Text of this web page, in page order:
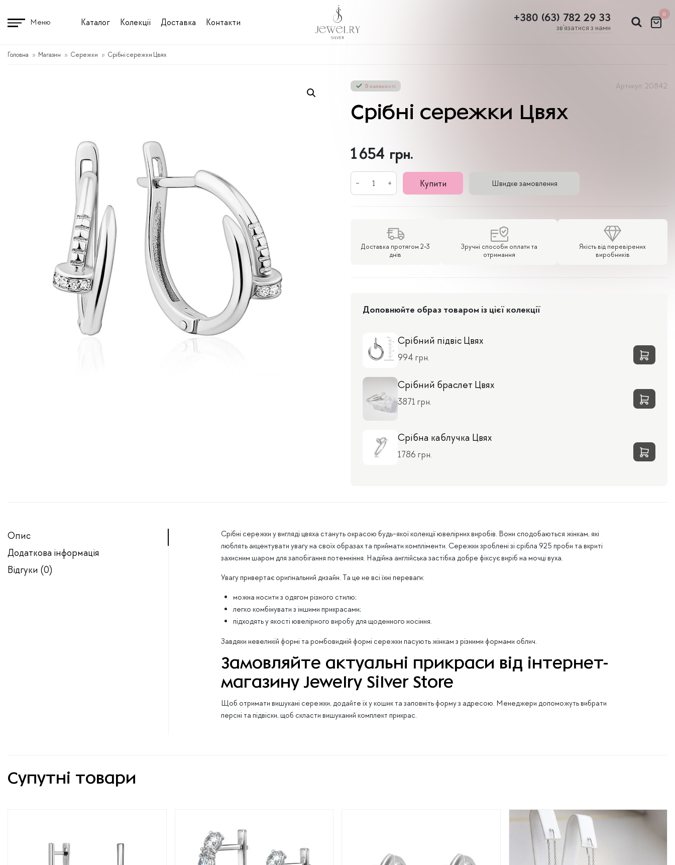
до
вмісту
Меню Каталог Колекції Доставка Контакти +380 (63) 782 29 33
зв'язатися з нами
0
Головна Магазин Сережки Срібні сережки Цвях
В наявності Артикул: 20842
Срібні сережки Цвях
1 654 грн.
Срібні
Купити Швидке замовлення
Доставка протягом 2-3
днів
Зручні способи оплати та
отримання
Якість від перевірених
виробників
Доповнюйте образ товаром із цієї колекції
Срібний підвіс Цвях
994 грн.
Срібний браслет Цвях
3871 грн.
Срібна каблучка Цвях
1786 грн.
Опис
Додаткова інформація
Відгуки (0)
Срібні сережки у вигляді цвяха стануть окрасою будь-якої колекції ювелірних виробів. Вони сподобаються жінкам, які
люблять акцентувати увагу на своїх образах та приймати компліменти. Сережки зроблені зі срібла 925 проби та вкриті
захисним шаром для запобігання потемніння. Надійна англійська застібка добре фіксує виріб на мочці вуха.
Увагу привертає оригінальний дизайн. Та це не всі їхні переваги:
можна носити з одягом різного стилю;
легко комбінувати з іншими прикрасами;
підходять у якості ювелірного виробу для щоденного носіння.
Завдяки невеликій формі та ромбовидній формі сережки пасують жінкам з різними формами облич.
Замовляйте актуальні прикраси від інтернет-
магазину Jewelry Silver Store
Щоб отримати вишукані сережки, додайте їх у кошик та заповніть форму з адресою. Менеджери допоможуть вибрати
персні та підвіски, щоб скласти вишуканий комплект прикрас.
Супутні товари